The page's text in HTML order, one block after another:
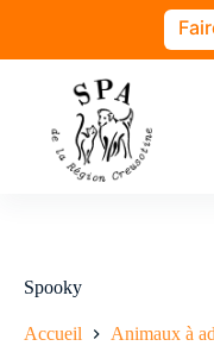
Spooky
Accueil Animaux à